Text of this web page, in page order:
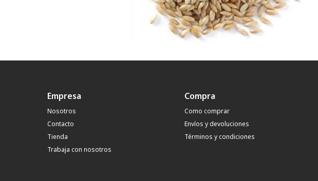
Empresa
Nosotros
Contacto
Tienda
Trabaja con nosotros
Compra
Como comprar
Envíos y devoluciones
Términos y condiciones